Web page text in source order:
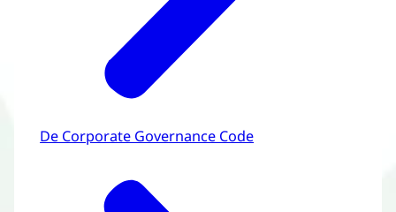
De Corporate Governance Code